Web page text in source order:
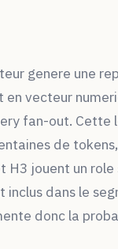
genere une
vecteur
fan-out. Cette
de
H3 jouent un
dans le
donc la